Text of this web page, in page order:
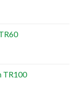
TR100